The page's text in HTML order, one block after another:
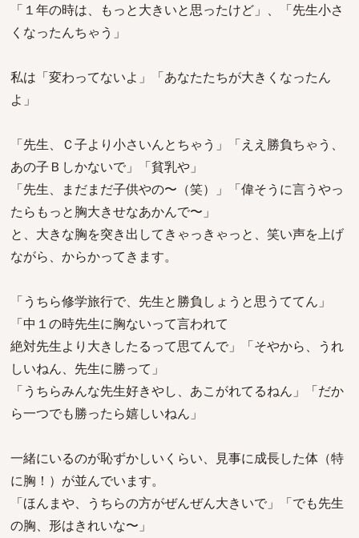
「１年の時は、もっと大きいと思ったけど」、「先生小さ
くなったんちゃう」
私は「変わってないよ」「あなたたちが大きくなったん
よ」
「先生、Ｃ子より小さいんとちゃう」「ええ勝負ちゃう、
あの子Ｂしかないで」「貧乳や」
「先生、まだまだ子供やの〜（笑）」「偉そうに言うやっ
たらもっと胸大きせなあかんで〜」
と、大きな胸を突き出してきゃっきゃっと、笑い声を上げ
ながら、からかってきます。
「うちら修学旅行で、先生と勝負しょうと思うててん」
「中１の時先生に胸ないって言われて
絶対先生より大きしたるって思てんで」「そやから、うれ
しいねん、先生に勝って」
「うちらみんな先生好きやし、あこがれてるねん」「だか
ら一つでも勝ったら嬉しいねん」
一緒にいるのが恥ずかしいくらい、見事に成長した体（特
に胸！）が並んでいます。
「ほんまや、うちらの方がぜんぜん大きいで」「でも先生
の胸、形はきれいな〜」